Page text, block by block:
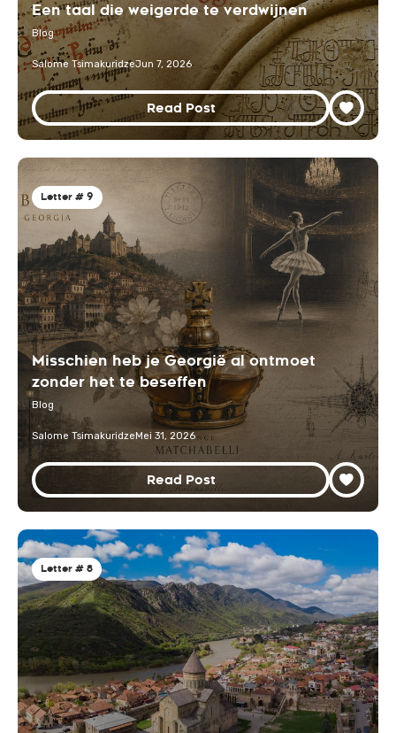
Een taal die weigerde te verdwijnen
Blog
Salome TsimakuridzeJun 7, 2026
Read Post
Letter # 9
Misschien heb je Georgië al ontmoet
zonder het te beseffen
Blog
Salome TsimakuridzeMei 31, 2026
Read Post
Letter # 8